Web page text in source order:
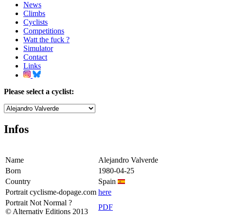
News
Climbs
Cyclists
Competitions
Watt the fuck ?
Simulator
Contact
Links
Please select a cyclist:
Infos
Name
Alejandro Valverde
Born
1980-04-25
Country
Spain
Portrait cyclisme-dopage.com here
Portrait Not Normal ?
© Alternativ Editions 2013
PDF